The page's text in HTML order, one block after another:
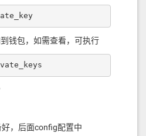
钱包，如需查看，可执行
，后面config配置中